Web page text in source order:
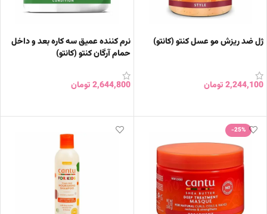
ژل ضد ریزش مو عسل کنتو (کانتو)
2,244,100تومان
نرم کننده عمیق سه کاره بعد و داخل
حمام آرگان کنتو (کانتو)
2,644,800تومان
-25%